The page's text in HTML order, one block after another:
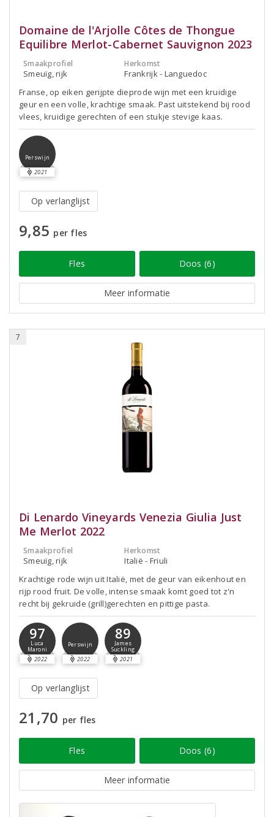
Domaine de l'Arjolle Côtes de Thongue
Equilibre Merlot-Cabernet Sauvignon 2023
Smaakprofiel
Smeuïg, rijk
Herkomst
Frankrijk - Languedoc
Franse, op eiken gerijpte dieprode wijn met een kruidige
geur en een volle, krachtige smaak. Past uitstekend bij rood
vlees, kruidige gerechten of een stukje stevige kaas.
Perswijn
2021
Op verlanglijst
9,85 per fles
Fles Doos (6)
Meer informatie
7
Di Lenardo Vineyards Venezia Giulia Just
Me Merlot 2022
Smaakprofiel
Smeuïg, rijk
Herkomst
Italië - Friuli
Krachtige rode wijn uit Italië, met de geur van eikenhout en
rijp rood fruit. De volle, intense smaak komt goed tot z'n
recht bij gekruide (grill)gerechten en pittige pasta.
97
Luca
Maroni
2022
Perswijn
2022
89
James
Suckling
2021
Op verlanglijst
21,70 per fles
Fles Doos (6)
Meer informatie